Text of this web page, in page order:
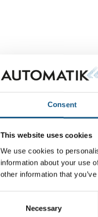
Consent
This website uses cookies
We use cookies to
information about your use
other information that
Necessary